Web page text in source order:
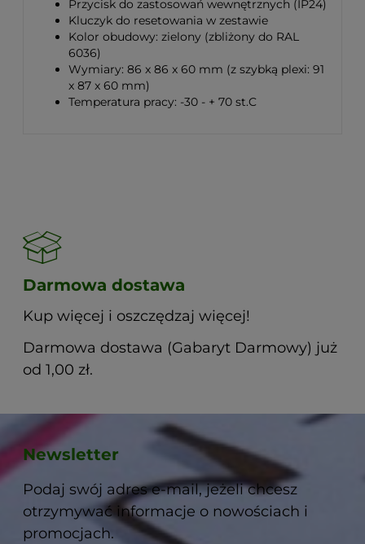
Przycisk do zastosowań wewnętrznych (IP24)
Kluczyk do resetowania w zestawie
Kolor obudowy: zielony (zbliżony do RAL
6036)
Wymiary: 86 x 86 x 60 mm (z szybką plexi: 91
x 87 x 60 mm)
Temperatura pracy: -30 - + 70 st.C
Darmowa dostawa
Kup więcej i oszczędzaj więcej!
Darmowa dostawa (Gabaryt Darmowy) już
od 1,00 zł.
Newsletter
Podaj swój adres e-mail, jeżeli chcesz
otrzymywać informacje o nowościach i
promocjach.